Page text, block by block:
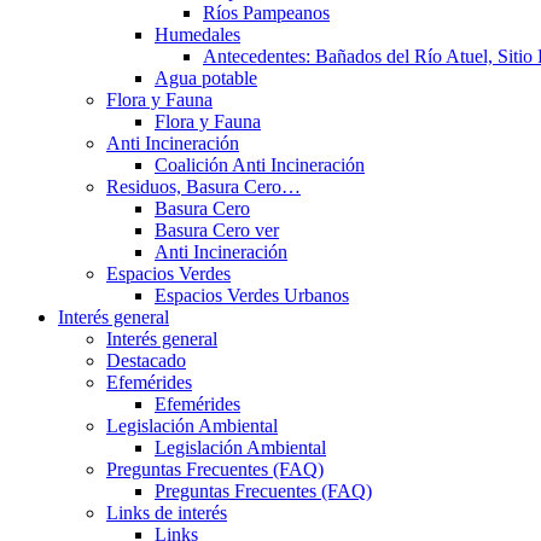
Ríos Pampeanos
Humedales
Antecedentes: Bañados del Río Atuel, Sitio
Agua potable
Flora y Fauna
Flora y Fauna
Anti Incineración
Coalición Anti Incineración
Residuos, Basura Cero…
Basura Cero
Basura Cero ver
Anti Incineración
Espacios Verdes
Espacios Verdes Urbanos
Interés general
Interés general
Destacado
Efemérides
Efemérides
Legislación Ambiental
Legislación Ambiental
Preguntas Frecuentes (FAQ)
Preguntas Frecuentes (FAQ)
Links de interés
Links